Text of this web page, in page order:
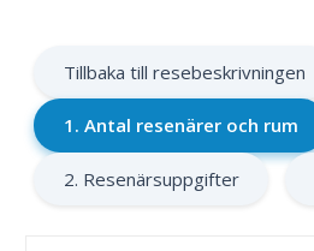
Tillbaka till resebeskrivningen
1. Antal resenärer och rum
2. Resenärsuppgifter